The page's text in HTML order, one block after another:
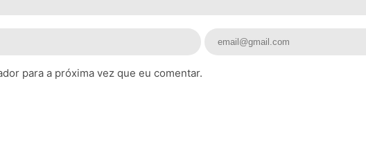
para a próxima vez que eu comentar.